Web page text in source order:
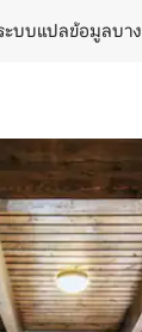
ะบบแปลข้อมูลบา